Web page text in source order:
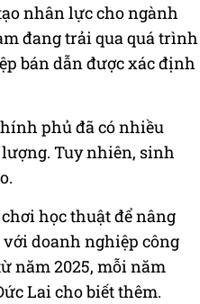
nhân lực cho ngành
đang trải qua quá trình
bán dẫn được xác định
phủ đã có nhiều
Tuy nhiên, sinh
học thuật để nâng
doanh nghiệp công
năm 2025, mỗi năm
Lai cho biết thêm.